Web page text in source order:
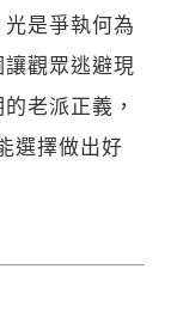
是爭執何為
觀眾逃避現
老派正義，
選擇做出好